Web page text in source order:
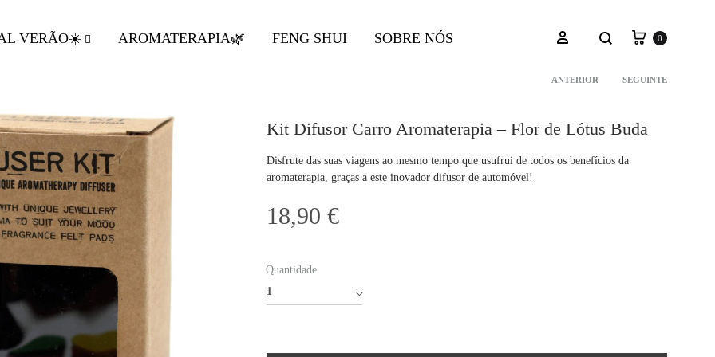
VERÃO☀️ AROMATERAPIA🌿 FENG SHUI SOBRE NÓS Iniciar sessão
PesquisarCarrinho
0
do
ANTERIOR SEGUINTE
Kit Difusor Carro Aromaterapia – Flor de Lótus Buda
Disfrute das suas viagens ao mesmo tempo que usufrui de todos os benefícios da
aromaterapia, graças a este inovador difusor de automóvel!
18,90 €
Quantidade